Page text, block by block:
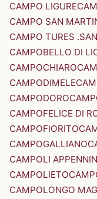
CAMPO LIGURE
CAMPO SAN
CAMPO TURES
CAMPOBELLO DI
CAMPOCHIARO
CAMPODIMELE
CAMPODORO
CAMPOFELICE DI
CAMPOFIORITO
CAMPOGALLIANO
CAMPOLI
CAMPOLIETO
CAMPOLONGO